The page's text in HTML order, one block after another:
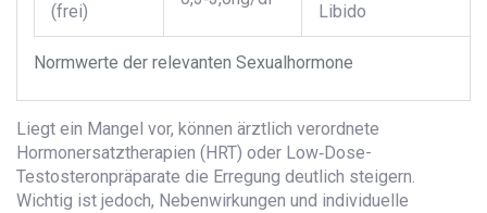
Normwerte der relevanten Sexualhormone
(frei)
Libido
Liegt ein Mangel vor, können ärztlich verordnete
Hormonersatztherapien (HRT) oder Low‑Dose-
Testosteronpräparate die Erregung deutlich steigern.
Wichtig ist jedoch, Nebenwirkungen und individuelle